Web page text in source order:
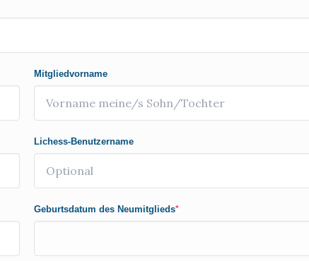
Mitgliedvorname
Lichess-Benutzername
Geburtsdatum des Neumitglieds*